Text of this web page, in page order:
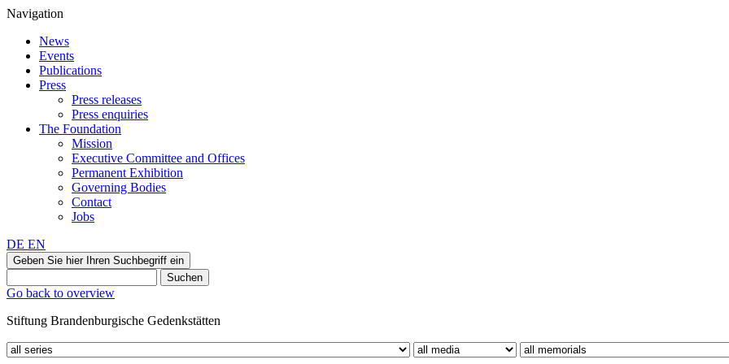
Navigation
News
Events
Publications
Press
Press releases
Press enquiries
The Foundation
Mission
Executive Committee and Offices
Permanent Exhibition
Governing Bodies
Contact
Jobs
DE EN
Geben Sie hier Ihren Suchbegriff ein
Suchen
Go back to overview
Stiftung Brandenburgische Gedenkstätten